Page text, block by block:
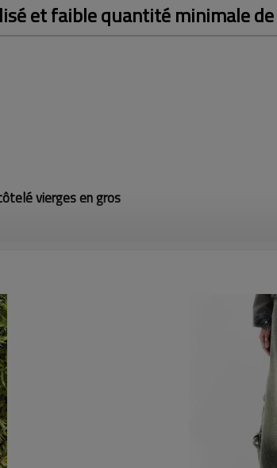
et faible quantité minimale
vierges en gros
vierge en gros, doux et résistant. Fabrication
avec une faible quantité minimale de commande.
mode à la recherche de pantalons en velours côtelé